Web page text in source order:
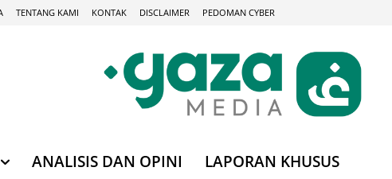
TENTANG KAMI KONTAK DISCLAIMER PEDOMAN CYBER
ANALISIS DAN OPINI LAPORAN KHUSUS